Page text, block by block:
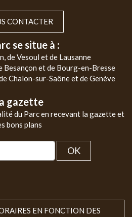
CONTACTER
se situe à :
de Vesoul et de Lausanne
Besançon et de Bourg-en-Bresse
Chalon-sur-Saône et de Genève
gazette
du Parc en recevant la gazette et
bons plans
OK
EN FONCTION DES